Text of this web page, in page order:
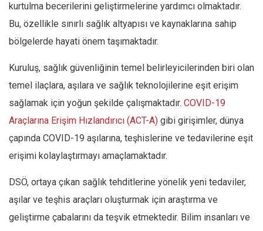
kurtulma becerilerini geliştirmelerine yardımcı olmaktadır.
Bu, özellikle sınırlı sağlık altyapısı ve kaynaklarına sahip
bölgelerde hayati önem taşımaktadır.
Kuruluş, sağlık güvenliğinin temel belirleyicilerinden biri olan
temel ilaçlara, aşılara ve sağlık teknolojilerine eşit erişim
sağlamak için yoğun şekilde çalışmaktadır. COVID-19
Araçlarına Erişim Hızlandırıcı (ACT-A) gibi girişimler, dünya
çapında COVID-19 aşılarına, teşhislerine ve tedavilerine eşit
erişimi kolaylaştırmayı amaçlamaktadır.
DSÖ, ortaya çıkan sağlık tehditlerine yönelik yeni tedaviler,
aşılar ve teşhis araçları oluşturmak için araştırma ve
geliştirme çabalarını da teşvik etmektedir. Bilim insanları ve